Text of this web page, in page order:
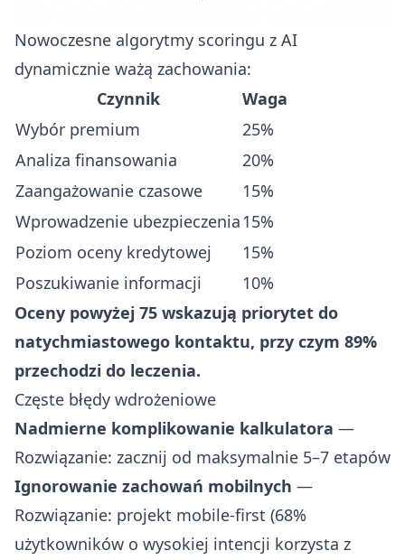
Nowoczesne algorytmy scoringu z AI
dynamicznie ważą zachowania:
Czynnik
Waga
Wybór premium
25%
Analiza finansowania
20%
Zaangażowanie czasowe
15%
Wprowadzenie ubezpieczenia15%
Poziom oceny kredytowej
15%
Poszukiwanie informacji
10%
Oceny powyżej 75 wskazują priorytet do
natychmiastowego kontaktu, przy czym 89%
przechodzi do leczenia.
Częste błędy wdrożeniowe
Nadmierne komplikowanie kalkulatora —
Rozwiązanie: zacznij od maksymalnie 5–7 etapów
Ignorowanie zachowań mobilnych —
Rozwiązanie: projekt mobile-first (68%
użytkowników o wysokiej intencji korzysta z